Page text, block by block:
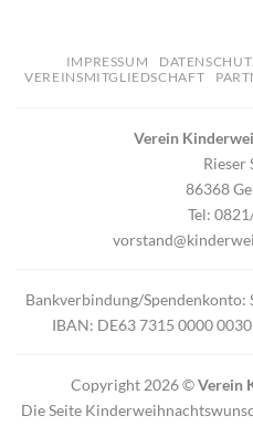
IMPRESSUM
VEREINSMITGLIEDSCHAFT
Verein
Rieser
86368
Tel:
Bankverbindung/Spendenkonto:
IBAN: DE63 7315 0000
Copyright 2026 ©Verein
Die Seite